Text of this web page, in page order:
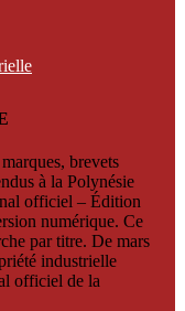
brevets
à la Polynésie
officiel – Édition
numérique. Ce
par titre. De mars
industrielle
officiel de la